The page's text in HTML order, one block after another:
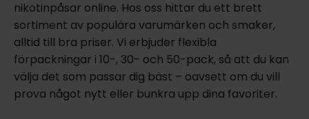
nikotinpåsar online. Hos oss hittar du ett brett
sortiment av populära varumärken och smaker,
alltid till bra priser. Vi erbjuder flexibla
förpackningar i 10-, 30- och 50-pack, så att du kan
välja det som passar dig bäst – oavsett om du vill
prova något nytt eller bunkra upp dina favoriter.